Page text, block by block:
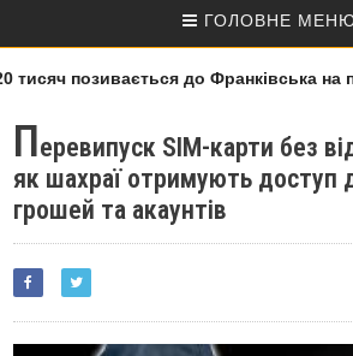
ГОЛОВНЕ
позивається до Франківська на
Перевипуск SIM-карти без
як шахраї отримують доступ
грошей та акаунтів